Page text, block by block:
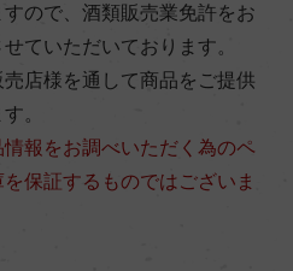
ので、酒類販売業免許をお
ていただいております。
店様を通して商品をご提供
。
報をお調べいただく為のペ
保証するものではございま